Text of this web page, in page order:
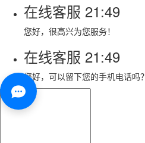
在线客服 21:49
您好，很高兴为您服务！
在线客服 21:49
您好，可以留下您的手机电话吗？